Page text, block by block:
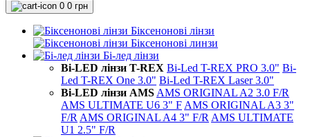
0 0 грн
Біксенонові лінзи
Біксенонові линзи
Бі-лед лінзи
Bi-LED лінзи T-REX Bi-Led T-REX PRO 3.0" Bi-
Led T-REX One 3.0" Bi-Led T-REX Laser 3.0"
Bi-LED лінзи AMS AMS ORIGINAL A2 3.0 F/R
AMS ULTIMATE U6 3" F AMS ORIGINAL A3 3"
F/R AMS ORIGINAL A4 3" F/R AMS ULTIMATE
U1 2.5" F/R